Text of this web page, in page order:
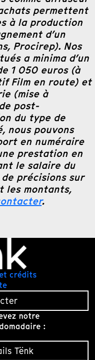
permettent
à la production
d’un
Procirep). Nos
a minima d’un
1 050 euros (à
Film en route) et
(mise à
post-
du type de
nous pouvons
en numéraire
prestation en
le salaire du
précisions sur
les montants,
.
crédits
notre
:
Tënk